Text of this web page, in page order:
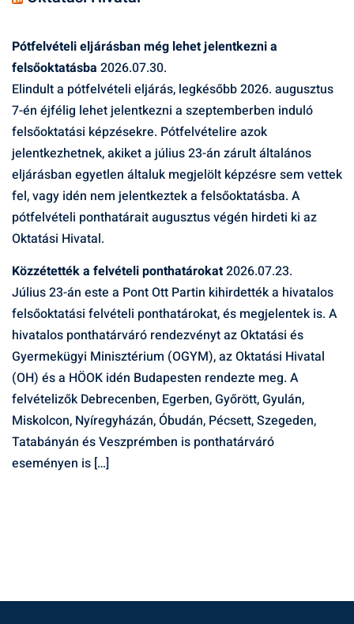
Pótfelvételi eljárásban még lehet jelentkezni a
felsőoktatásba 2026.07.30.
Elindult a pótfelvételi eljárás, legkésőbb 2026. augusztus
7-én éjfélig lehet jelentkezni a szeptemberben induló
felsőoktatási képzésekre. Pótfelvételire azok
jelentkezhetnek, akiket a július 23-án zárult általános
eljárásban egyetlen általuk megjelölt képzésre sem vettek
fel, vagy idén nem jelentkeztek a felsőoktatásba. A
pótfelvételi ponthatárait augusztus végén hirdeti ki az
Oktatási Hivatal.
Közzétették a felvételi ponthatárokat2026.07.23.
Július 23-án este a Pont Ott Partin kihirdették a hivatalos
felsőoktatási felvételi ponthatárokat, és megjelentek is. A
hivatalos ponthatárváró rendezvényt az Oktatási és
Gyermekügyi Minisztérium (OGYM), az Oktatási Hivatal
(OH) és a HÖOK idén Budapesten rendezte meg. A
felvételizők Debrecenben, Egerben, Győrött, Gyulán,
Miskolcon, Nyíregyházán, Óbudán, Pécsett, Szegeden,
Tatabányán és Veszprémben is ponthatárváró
eseményen is […]